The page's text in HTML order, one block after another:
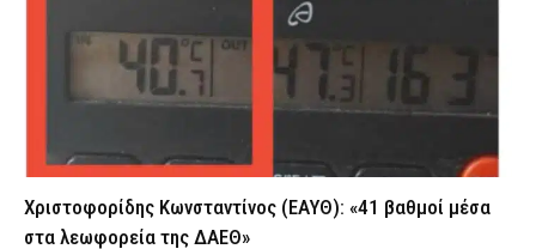
Εξαφάνιση 15χρονου στην Αθήνα: Τι αναφέρει το «Χαμόγελο του
ΕΙΔΗΣΕΙΣ 7 Αυγούστου 2026 21:39
για ναρκωτικά και λαθραίο καπνό
Τραγωδία στην Πάτρα: Πέθανε βρέφος οκτώ ημερών στη ΜΕΘ
Χριστοφορίδης Κωνσταντίνος (ΕΑΥΘ): «41 βαθμοί μέσα
στα λεωφορεία της ΔΑΕΘ»